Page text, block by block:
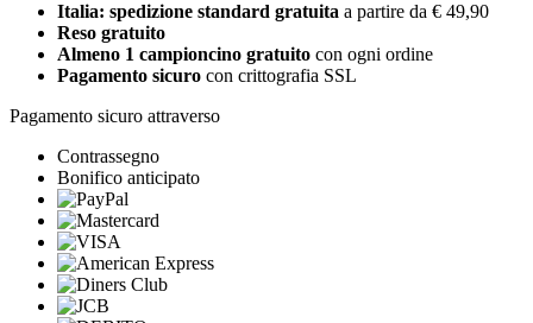
Italia: spedizione standard gratuita a partire da € 49,90
Reso gratuito
Almeno 1 campioncino gratuito con ogni ordine
Pagamento sicuro con crittografia SSL
Pagamento sicuro attraverso
Contrassegno
Bonifico anticipato